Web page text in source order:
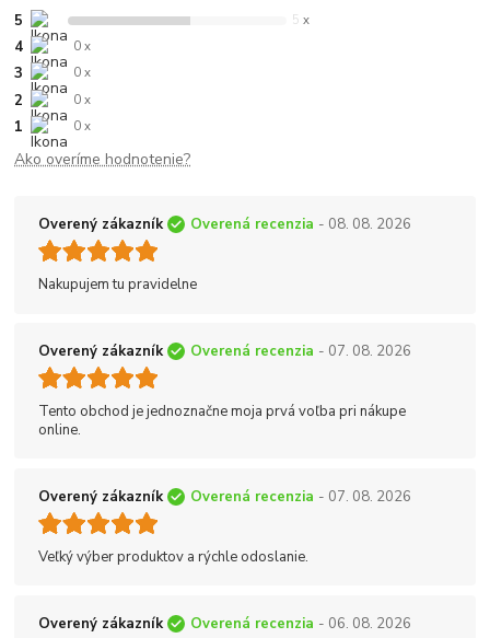
5 5 x
4 0 x
3 0 x
2 0 x
1 0 x
Ako overíme hodnotenie?
Overený zákazník Overená recenzia - 08. 08. 2026
Nakupujem tu pravidelne
Overený zákazník Overená recenzia - 07. 08. 2026
Tento obchod je jednoznačne moja prvá voľba pri nákupe
online.
Overený zákazník Overená recenzia - 07. 08. 2026
Veľký výber produktov a rýchle odoslanie.
Overený zákazník Overená recenzia - 06. 08. 2026